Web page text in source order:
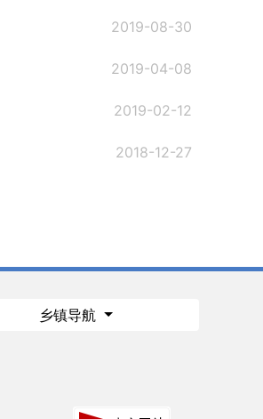
2019-08-30
2019-04-08
2019-02-12
2018-12-27
乡镇导航